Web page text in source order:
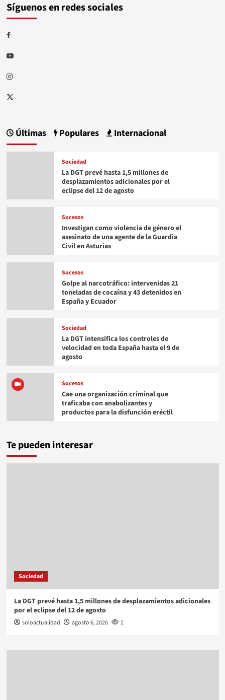
Síguenos en redes sociales
Facebook
Youtube
Instagram
Twitter
Últimas Populares Internacional
Sociedad
La DGT prevé hasta 1,5 millones de
desplazamientos adicionales por el
eclipse del 12 de agosto
Sucesos
Investigan como violencia de género el
asesinato de una agente de la Guardia
Civil en Asturias
Sucesos
Golpe al narcotráfico: intervenidas 21
toneladas de cocaína y 43 detenidos en
España y Ecuador
Sociedad
La DGT intensifica los controles de
velocidad en toda España hasta el 9 de
agosto
Sucesos
Cae una organización criminal que
traficaba con anabolizantes y
productos para la disfunción eréctil
Te pueden interesar
Sociedad
La DGT prevé hasta 1,5 millones de desplazamientos adicionales
por el eclipse del 12 de agosto
soloactualidad agosto 6, 2026 2